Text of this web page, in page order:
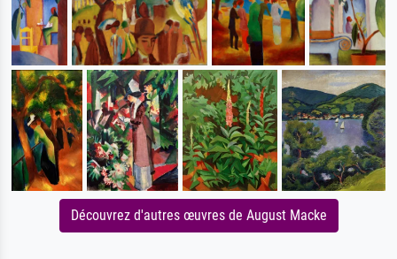
Découvrez d'autres œuvres de August Macke